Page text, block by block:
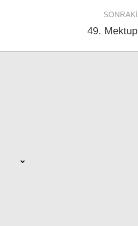
SONRAKI
49. Mektup